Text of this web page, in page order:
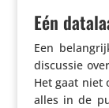
Eén
Een
discussie
Het gaat niet
alles in de